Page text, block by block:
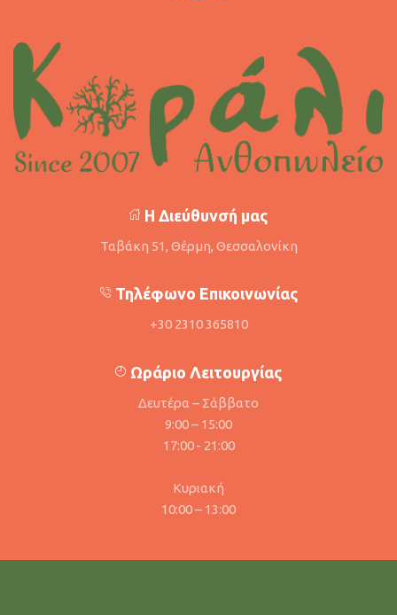
Η Διεύθυνσή μας
Ταβάκη 51, Θέρμη, Θεσσαλονίκη
Τηλέφωνο Επικοινωνίας
+30 2310 365810
Ωράριο Λειτουργίας
Δευτέρα – Σάββατο
9:00 – 15:00
17:00 - 21:00
Κυριακή
10:00 – 13:00